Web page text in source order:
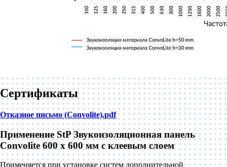
Сертификаты
Отказное письмо (Convolite).pdf
Применение StP Звукоизоляционная панель
Convolite 600 x 600 мм с клеевым слоем
Применяется при установке систем дополнительной